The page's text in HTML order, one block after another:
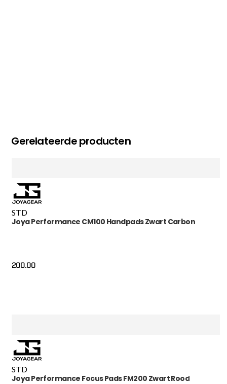
Gerelateerde producten
STD
Joya Performance CM100 Handpads Zwart Carbon
200.00
STD
Joya Performance Focus Pads FM200 Zwart Rood